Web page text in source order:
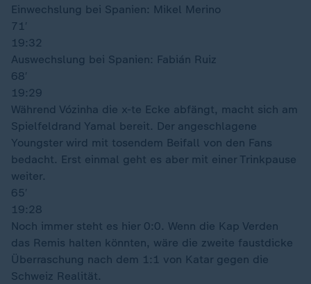
Einwechslung bei Spanien: Mikel Merino
71′
19:32
Auswechslung bei Spanien: Fabián Ruiz
68′
19:29
Während Vózinha die x-te Ecke abfängt, macht sich am
Spielfeldrand Yamal bereit. Der angeschlagene
Youngster wird mit tosendem Beifall von den Fans
bedacht. Erst einmal geht es aber mit einer Trinkpause
weiter.
65′
19:28
Noch immer steht es hier 0:0. Wenn die Kap Verden
das Remis halten könnten, wäre die zweite faustdicke
Überraschung nach dem 1:1 von Katar gegen die
Schweiz Realität.